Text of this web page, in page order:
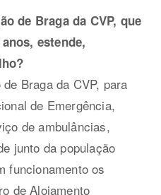
de Braga da CVP, que
estende,
Braga da CVP, para
de Emergência,
de ambulâncias,
junto da população
funcionamento os
de Alojamento